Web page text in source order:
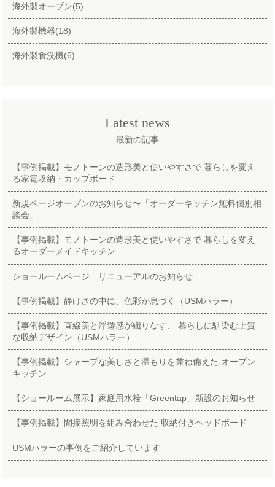
海外製オーブン(5)
海外製機器(18)
海外製食洗機(6)
Latest news
最新の記事
【事例掲載】モノトーンの造形美と使いやすさで 暮らしを変え
る家電収納・カップボード
新規ページオープンのお知らせ〜「オーダーキッチン無料個別相
談会」
【事例掲載】モノトーンの造形美と使いやすさで 暮らしを変え
るオーダーメイドキッチン
ショールームページ リニューアルのお知らせ
【事例掲載】静けさの中に、色彩が息づく（USMハラー）
【事例掲載】直線美と浮遊感が織りなす、 暮らしに馴染む上質
な収納デザイン（USMハラー）
【事例掲載】シャープな美しさと温もりを兼ね備えた オープン
キッチン
【ショールーム展示】家庭用水栓「Greentap」新設のお知らせ
【事例掲載】間接照明を組み合わせた 収納付きヘッドボード
USMハラーの事例をご紹介しています